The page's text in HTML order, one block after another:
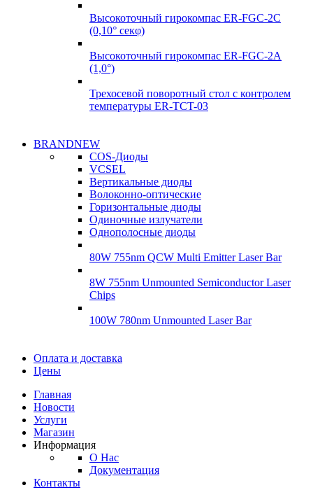
Высокоточный гирокомпас ER-FGC-2C
(0,10° секφ)
Высокоточный гирокомпас ER-FGC-2A
(1,0°)
Трехосевой поворотный стол с контролем
температуры ER-TCT-03
BRANDNEW
COS-Диоды
VCSEL
Вертикальные диоды
Волоконно-оптические
Горизонтальные диоды
Одиночные излучатели
Однополосные диоды
80W 755nm QCW Multi Emitter Laser Bar
8W 755nm Unmounted Semiconductor Laser
Chips
100W 780nm Unmounted Laser Bar
Оплата и доставка
Цены
Главная
Новости
Услуги
Магазин
Информация
О Нас
Документация
Контакты